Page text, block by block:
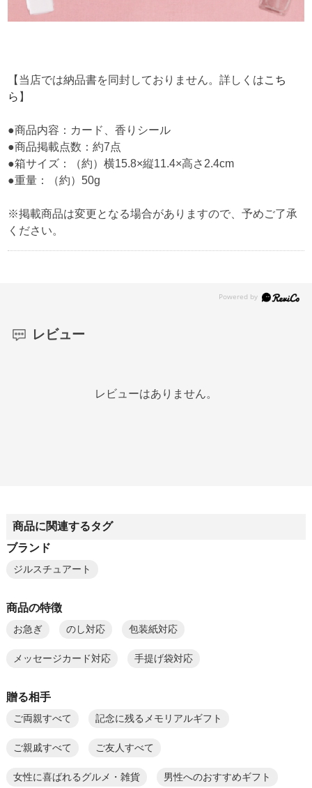
【当店では納品書を同封しておりません。詳しくはこち
ら 】
●商品内容：カード、香りシール
●商品掲載点数：約7点
●箱サイズ：（約）横15.8×縦11.4×高さ2.4cm
●重量：（約）50g
※掲載商品は変更となる場合がありますので、予めご了承
ください。
レビュー
レビューはありません。
商品に関連するタグ
ブランド
ジルスチュアート
商品の特徴
お急ぎ のし対応 包装紙対応
メッセージカード対応 手提げ袋対応
贈る相手
ご両親すべて 記念に残るメモリアルギフト
ご親戚すべて ご友人すべて
女性に喜ばれるグルメ・雑貨 男性へのおすすめギフト